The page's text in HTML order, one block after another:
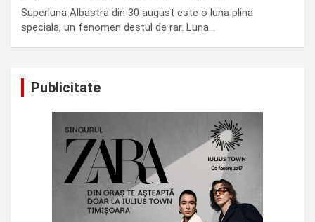
Superluna Albastra din 30 august este o luna plina
speciala, un fenomen destul de rar. Luna…
Publicitate